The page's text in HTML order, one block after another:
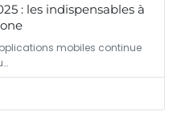
: les indispensables à
mobiles continue